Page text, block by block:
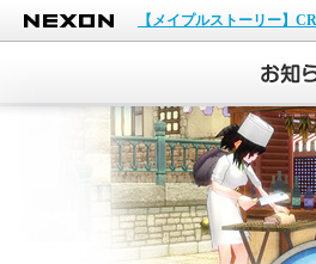
NEXON
【メイプルストーリー】